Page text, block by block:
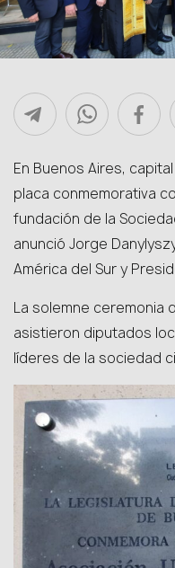
En Buenos Aires,
placa conmemorativa
fundación de la
anunció Jorge
América del Sur y
La solemne ceremonia
asistieron diputados
líderes de la sociedad